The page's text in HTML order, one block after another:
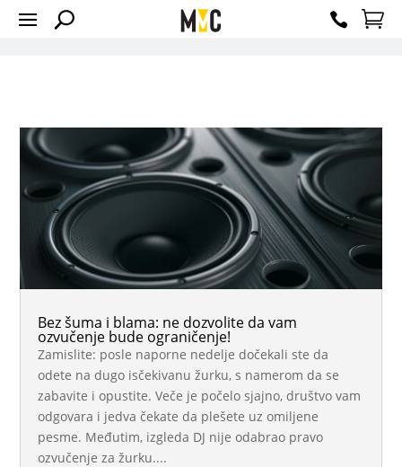
Bez šuma i blama: ne dozvolite da vam
ozvučenje bude ograničenje!
Zamislite: posle naporne nedelje dočekali ste da
odete na dugo isčekivanu žurku, s namerom da se
zabavite i opustite. Veče je počelo sjajno, društvo vam
odgovara i jedva čekate da plešete uz omiljene
pesme. Međutim, izgleda DJ nije odabrao pravo
ozvučenje za žurku....